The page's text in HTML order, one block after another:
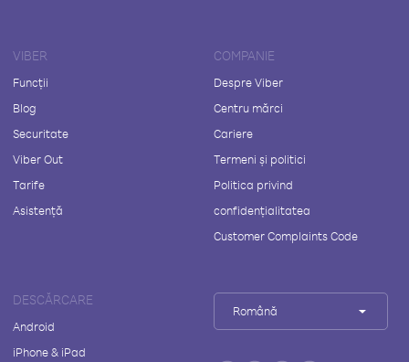
VIBER
Funcții
Blog
Securitate
Viber Out
Tarife
Asistență
COMPANIE
Despre Viber
Centru mărci
Cariere
Termeni și politici
Politica privind
confidențialitatea
Customer Complaints Code
DESCĂRCARE
Android
iPhone & iPad
Română